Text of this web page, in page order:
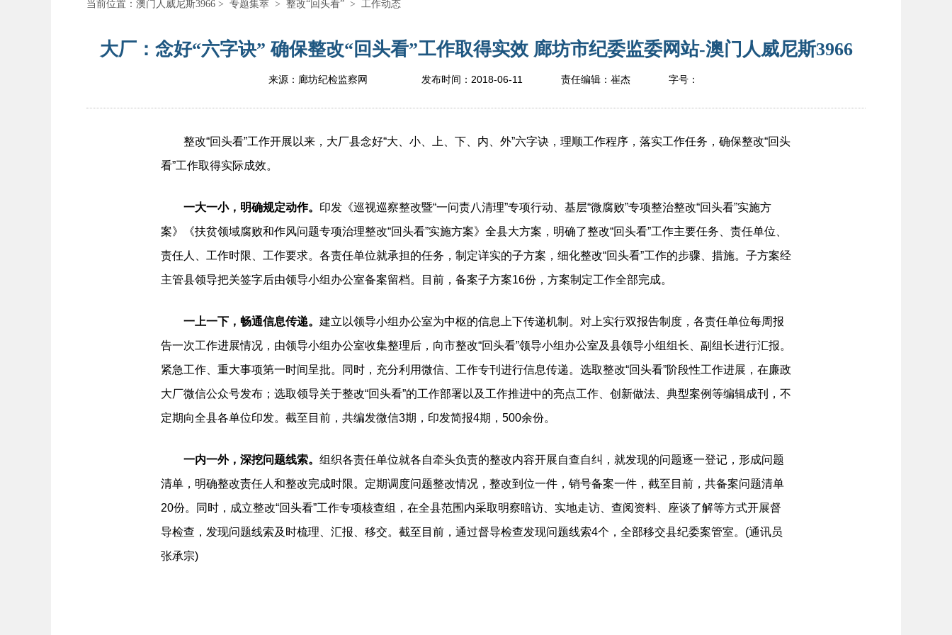
当前位置： 澳门人威尼斯3966 > 专题集萃 > 整改“回头看” > 工作动态
大厂：念好“六字诀” 确保整改“回头看”工作取得实效 廊坊市纪委监委网站-澳门人威尼斯3966
来源：廊坊纪检监察网 发布时间： 2018-06-11 责任编辑： 崔杰 字号：
整改“回头看”工作开展以来，大厂县念好“大、小、上、下、内、外”六字诀，理顺工作程序，落实工作任务，确保整改“回头
看”工作取得实际成效。
一大一小，明确规定动作。 印发《巡视巡察整改暨“一问责八清理”专项行动、基层“微腐败”专项整治整改“回头看”实施方
案》《扶贫领域腐败和作风问题专项治理整改“回头看”实施方案》全县大方案，明确了整改“回头看”工作主要任务、责任单位、
责任人、工作时限、工作要求。各责任单位就承担的任务，制定详实的子方案，细化整改“回头看”工作的步骤、措施。子方案经
主管县领导把关签字后由领导小组办公室备案留档。目前，备案子方案16份，方案制定工作全部完成。
一上一下，畅通信息传递。 建立以领导小组办公室为中枢的信息上下传递机制。对上实行双报告制度，各责任单位每周报
告一次工作进展情况，由领导小组办公室收集整理后，向市整改“回头看”领导小组办公室及县领导小组组长、副组长进行汇报。
紧急工作、重大事项第一时间呈批。同时，充分利用微信、工作专刊进行信息传递。选取整改“回头看”阶段性工作进展，在廉政
大厂微信公众号发布；选取领导关于整改“回头看”的工作部署以及工作推进中的亮点工作、创新做法、典型案例等编辑成刊，不
定期向全县各单位印发。截至目前，共编发微信3期，印发简报4期，500余份。
一内一外，深挖问题线索。 组织各责任单位就各自牵头负责的整改内容开展自查自纠，就发现的问题逐一登记，形成问题
清单，明确整改责任人和整改完成时限。定期调度问题整改情况，整改到位一件，销号备案一件，截至目前，共备案问题清单
20份。同时，成立整改“回头看”工作专项核查组，在全县范围内采取明察暗访、实地走访、查阅资料、座谈了解等方式开展督
导检查，发现问题线索及时梳理、汇报、移交。截至目前，通过督导检查发现问题线索4个，全部移交县纪委案管室。(通讯员
张承宗)